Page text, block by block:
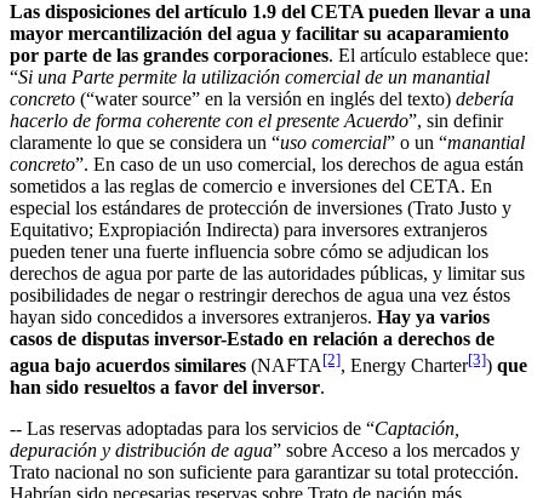
Las disposiciones del artículo 1.9 del CETA pueden llevar a una
mayor mercantilización del agua y facilitar su acaparamiento
por parte de las grandes corporaciones. El artículo establece que:
“Si una Parte permite la utilización comercial de un manantial
concreto (“water source” en la versión en inglés del texto) debería
hacerlo de forma coherente con el presente Acuerdo”, sin definir
claramente lo que se considera un “uso comercial” o un “manantial
concreto”. En caso de un uso comercial, los derechos de agua están
sometidos a las reglas de comercio e inversiones del CETA. En
especial los estándares de protección de inversiones (Trato Justo y
Equitativo; Expropiación Indirecta) para inversores extranjeros
pueden tener una fuerte influencia sobre cómo se adjudican los
derechos de agua por parte de las autoridades públicas, y limitar sus
posibilidades de negar o restringir derechos de agua una vez éstos
hayan sido concedidos a inversores extranjeros. Hay ya varios
casos de disputas inversor-Estado en relación a derechos de
agua bajo acuerdos similares (NAFTA[2], Energy Charter[3]) que
han sido resueltos a favor del inversor.
-- Las reservas adoptadas para los servicios de “Captación,
depuración y distribución de agua” sobre Acceso a los mercados y
Trato nacional no son suficiente para garantizar su total protección.